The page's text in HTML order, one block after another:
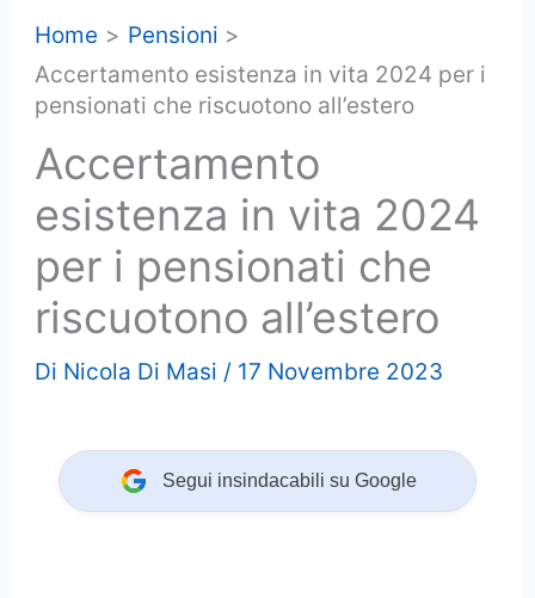
Home
Pensioni
Accertamento esistenza in vita 2024 per i
pensionati che riscuotono all’estero
Accertamento
esistenza in vita 2024
per i pensionati che
riscuotono all’estero
Di Nicola Di Masi / 17 Novembre 2023
Segui insindacabili su Google